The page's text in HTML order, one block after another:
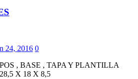
24, 2016 0
, BASE , TAPA Y PLANTILLA
X 18 X 8,5